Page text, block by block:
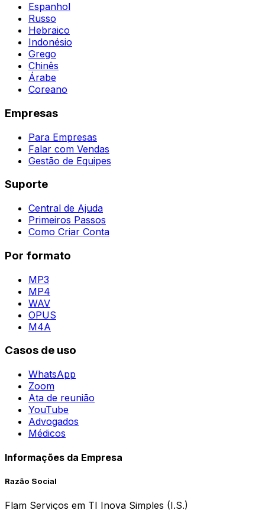
Espanhol
Russo
Hebraico
Indonésio
Grego
Chinês
Árabe
Coreano
Empresas
Para Empresas
Falar com Vendas
Gestão de Equipes
Suporte
Central de Ajuda
Primeiros Passos
Como Criar Conta
Por formato
MP3
MP4
WAV
OPUS
M4A
Casos de uso
WhatsApp
Zoom
Ata de reunião
YouTube
Advogados
Médicos
Informações da Empresa
Razão Social
Flam Serviços em TI Inova Simples (I.S.)